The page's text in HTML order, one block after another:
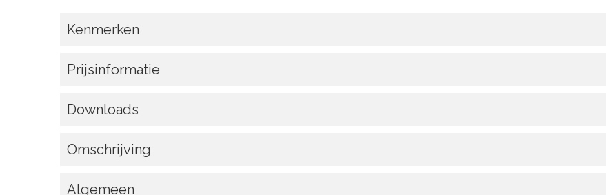
Kenmerken
Prijsinformatie
Downloads
Omschrijving
Algemeen